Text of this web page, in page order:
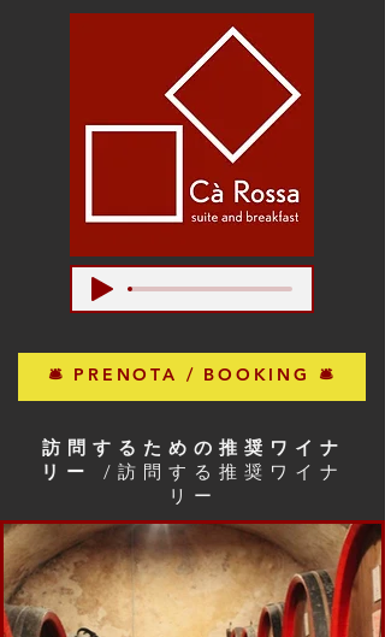
🛎 PRENOTA / BOOKING 🛎
訪問するための推奨ワイナ
リー
/訪問する推奨ワイナ
リー